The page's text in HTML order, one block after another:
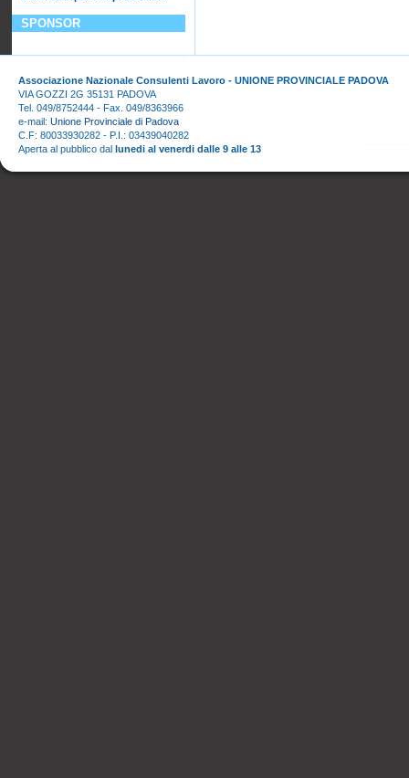
SPONSOR
Associazione Nazionale Consulenti Lavoro - UNIONE PROVINCIALE PADOVA
VIA GOZZI 2G 35131 PADOVA
Tel. 049/8752444 - Fax. 049/8363966
e-mail: Unione Provinciale di Padova
C.F: 80033930282 - P.I.: 03439040282
Aperta al pubblico dal lunedi al venerdi dalle 9 alle 13